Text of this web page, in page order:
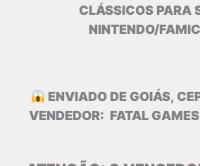
CLÁSSICOS PARA
NINTENDO/
ENVIADO DE GOIÁS,
VENDEDOR: FATAL